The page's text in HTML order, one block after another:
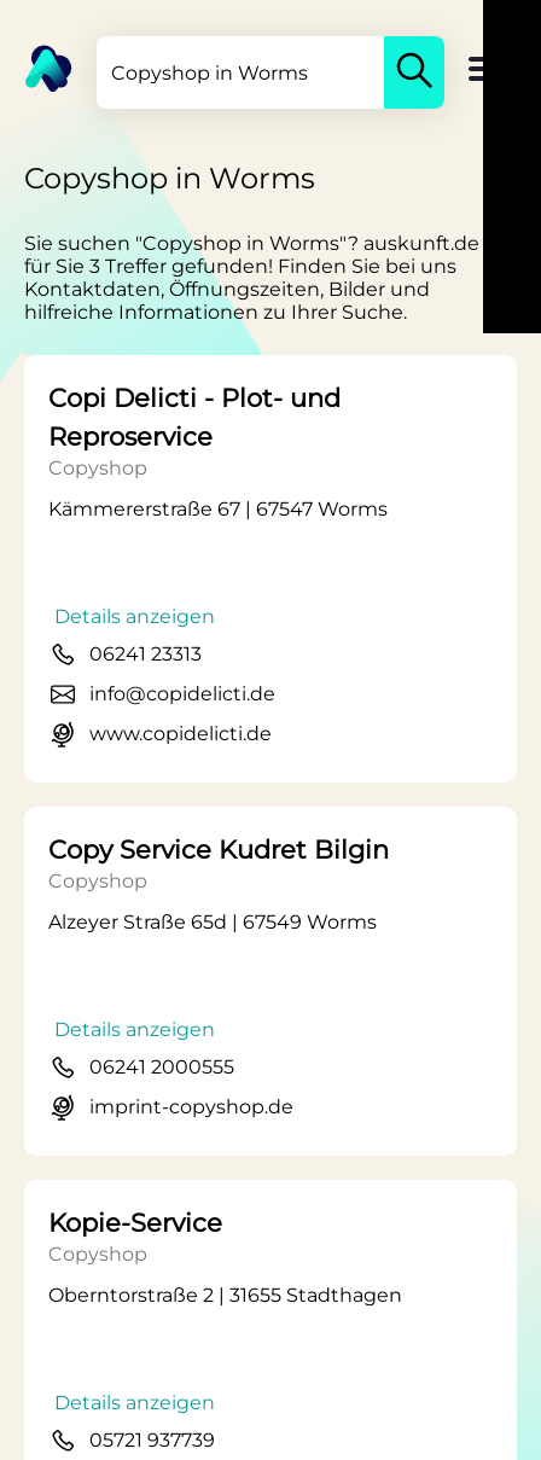
Copyshop in Worms
Sie suchen "Copyshop in Worms"? auskunft.de hat
für Sie 3 Treffer gefunden! Finden Sie bei uns
Kontaktdaten, Öffnungszeiten, Bilder und
hilfreiche Informationen zu Ihrer Suche.
Copi Delicti - Plot- und
Reproservice
Copyshop
Kämmererstraße 67 | 67547 Worms
Details anzeigen
06241 23313
info@copidelicti.de
www.copidelicti.de
Copy Service Kudret Bilgin
Copyshop
Alzeyer Straße 65d | 67549 Worms
Details anzeigen
06241 2000555
imprint-copyshop.de
Kopie-Service
Copyshop
Oberntorstraße 2 | 31655 Stadthagen
Details anzeigen
05721 937739